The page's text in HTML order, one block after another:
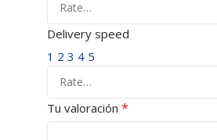
Delivery speed
1 2 3 4 5
Tu valoración *